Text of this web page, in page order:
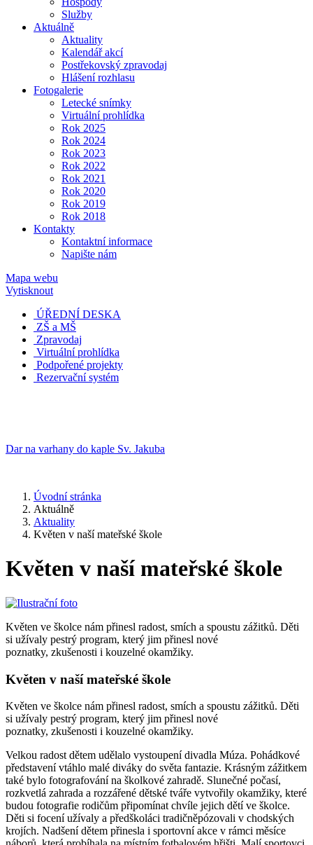
Služby
Aktuálně
Aktuality
Kalendář akcí
Postřekovský zpravodaj
Hlášení rozhlasu
Fotogalerie
Letecké snímky
Virtuální prohlídka
Rok 2025
Rok 2024
Rok 2023
Rok 2022
Rok 2021
Rok 2020
Rok 2019
Rok 2018
Kontakty
Kontaktní informace
Napište nám
Mapa webu
Vytisknout
ÚŘEDNÍ DESKA
ZŠ a MŠ
Zpravodaj
Virtuální prohlídka
Podpořené projekty
Rezervační systém
Dar na varhany do kaple Sv. Jakuba
Úvodní stránka
Aktuálně
Aktuality
Květen v naší mateřské škole
Květen v naší mateřské škole
Květen ve školce nám přinesl radost, smích a spoustu zážitků. Děti
si užívaly pestrý program, který jim přinesl nové
poznatky, zkušenosti i kouzelné okamžiky.
Květen v naší mateřské škole
Květen ve školce nám přinesl radost, smích a spoustu zážitků. Děti
si užívaly pestrý program, který jim přinesl nové
poznatky, zkušenosti i kouzelné okamžiky.
Velkou radost dětem udělalo vystoupení divadla Múza. Pohádkové
představení vtáhlo malé diváky do světa fantazie. Krásným zážitkem
také bylo fotografování na školkové zahradě. Slunečné počasí,
rozkvetlá zahrada a rozzářené dětské tváře vytvořily okamžiky, které
budou fotografie rodičům připomínat chvíle jejich dětí ve školce.
Děti si focení užívaly a předškoláci tradičněpózovali v chodských
krojích. Nadšení dětem přinesla i sportovní akce v rámci měsíce